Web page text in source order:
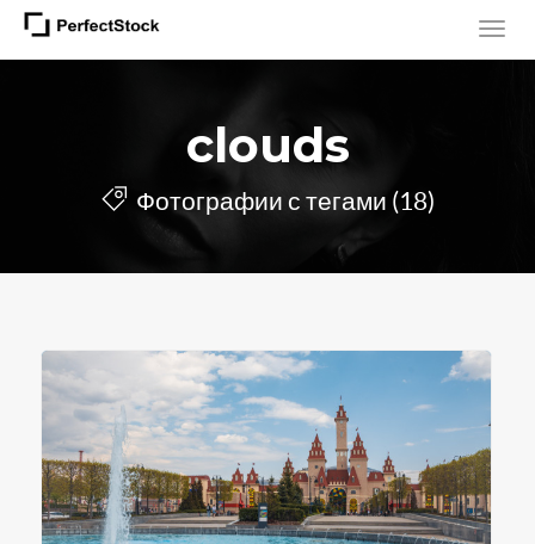
clouds
Фотографии с тегами (18)